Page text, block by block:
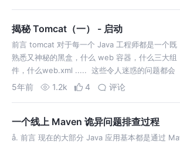
揭秘 Tomcat（一） - 启动
前言 tomcat 对于每一个 Java 工程师都是一个既
熟悉又神秘的黑盒，什么 web 容器，什么三大组
件，什么web.xml ..... 这些令人迷惑的问题都会
在 《揭秘 Tomcat》系列文章
5年前 1.2k 4 评论
一个线上 Maven 诡异问题排查过程
å. 前言 现在的大部分 Java 应用基本都是通过